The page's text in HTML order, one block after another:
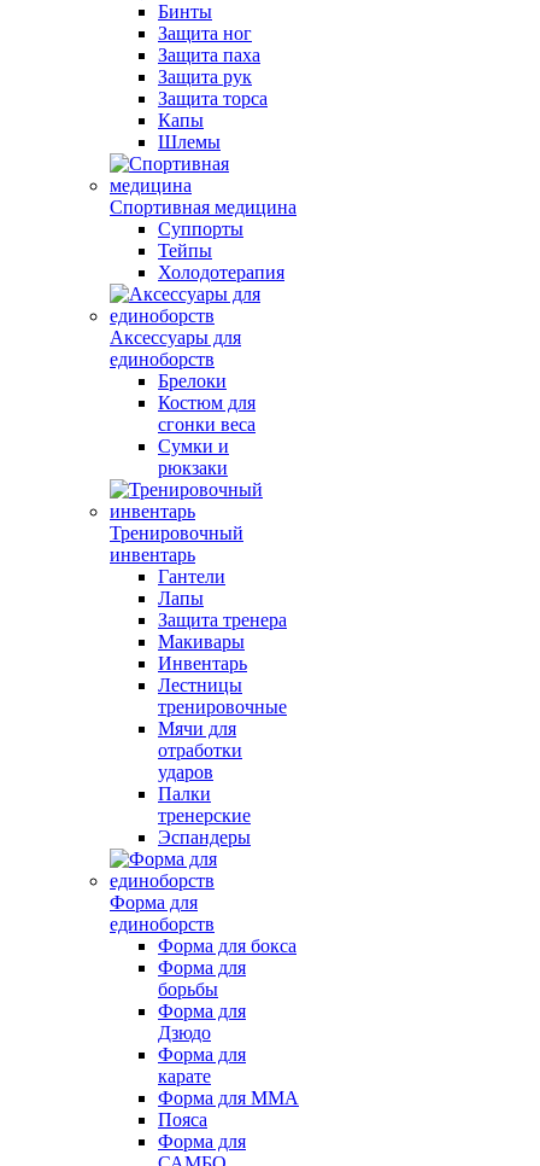
Бинты
Защита ног
Защита паха
Защита рук
Защита торса
Капы
Шлемы
Спортивная медицина
Суппорты
Тейпы
Холодотерапия
Аксессуары для
единоборств
Брелоки
Костюм для
сгонки веса
Сумки и
рюкзаки
Тренировочный
инвентарь
Гантели
Лапы
Защита тренера
Макивары
Инвентарь
Лестницы
тренировочные
Мячи для
отработки
ударов
Палки
тренерские
Эспандеры
Форма для
единоборств
Форма для бокса
Форма для
борьбы
Форма для
Дзюдо
Форма для
карате
Форма для MMA
Пояса
Форма для